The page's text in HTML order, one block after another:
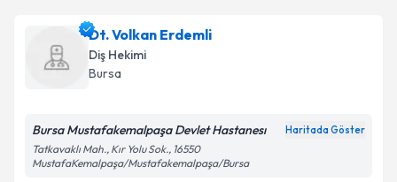
Dt. Ergun Mumcuoğluiçin randevu takvimi talebi
oluşturun. Size bu uzmandan randevu almanız için bir
takvim hazırlandığında e-posta ile bilgilendireceğiz.
Dt. Volkan Erdemli
Diş Hekimi
Bursa
Bursa Mustafakemalpaşa Devlet Hastanesı Haritada Göster
Tatkavaklı Mah., Kır Yolu Sok., 16550
MustafaKemalpaşa/Mustafakemalpaşa/Bursa